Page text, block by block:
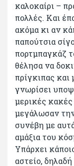
καλοκαίρι –
πολλές. Και
ακόμα κι αν
παπούτσια
πορτμπαγκάζ
θέλησα να
πρίγκιπας
γνωρίσει
μερικές κακές
μεγάλωσαν
συνέβη με
αμάξια του
Υπάρχει
αστείο,